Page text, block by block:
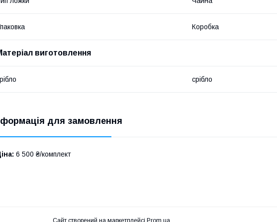
Коробка
виготовлення
срібло
для замовлення
6 500 ₴/комплект
Сайт створений на маркетплейсі Prom.ua